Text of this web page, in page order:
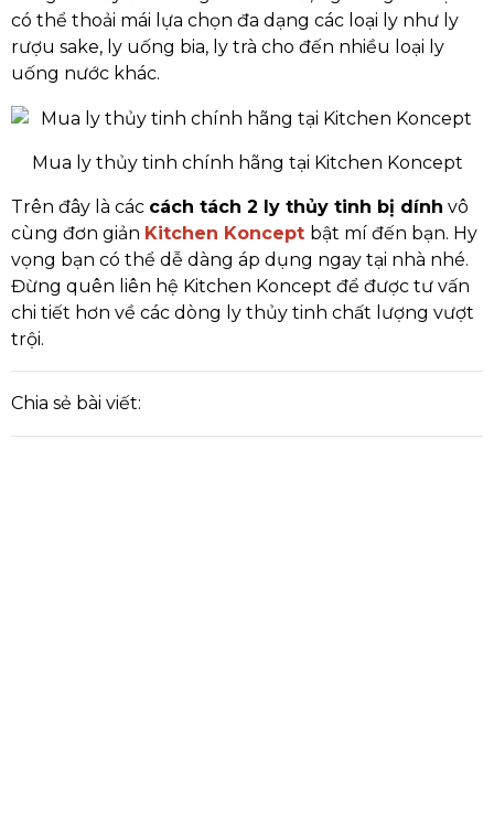
có thể thoải mái lựa chọn đa dạng các loại ly như ly
rượu sake, ly uống bia, ly trà cho đến nhiều loại ly
uống nước khác.
Mua ly thủy tinh chính hãng tại Kitchen Koncept
Trên đây là các cách tách 2 ly thủy tinh bị dính vô
cùng đơn giản Kitchen Koncept bật mí đến bạn. Hy
vọng bạn có thể dễ dàng áp dụng ngay tại nhà nhé.
Đừng quên liên hệ Kitchen Koncept để được tư vấn
chi tiết hơn về các dòng ly thủy tinh chất lượng vượt
trội.
Chia sẻ bài viết: